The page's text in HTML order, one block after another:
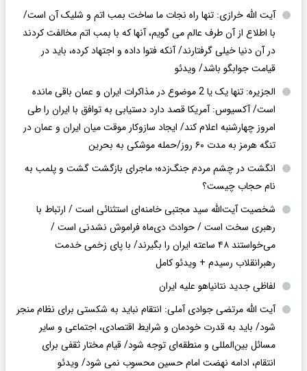
آیت الله خرازی: تنها راه نجات ما ساخت بمب اتم و شلیک آن است/
با اطلاع از آن طرف عالم می گویم، آنها که با بمب اتم مخالفت کردند
در آن دنیا خیلی گرفتارند/ آنکه فتوا داده و اجتهاد کرده، باید در
قیامت جوابگو باشد/ ویدئو
الجزیره: تنها یک یا 2 موضوع در مذاکرات ایران و عمان باقی مانده
است/ آکسیوس: آمریکا قصد دارد دستیابی به توافق با ایران را طی
امروز چهارشنبه اعلام کند/ ایجاد سازوکار موقت میان ایران و عمان در
تنگه هرمز به مدت ۶۰ روز/حمله موشکی به بحرین
انگشت در چشم مردم جنگ‌زده؛ ماجرای بازگشت گشت و پلمب به
نام حجاب چیست؟
شخصیت آیت‌الله سید مجتبی خامنه‌ای استثنائی است / ارتباط با
رهبری سخت است / حوادث دی‌ماه فراموش نشدنی است /
می‌خواستند ۴۸ ساعته ایران را بگیرند/ با پای زخمی خدمت
رهبرانقلاب رسیدم + ویدئو کامل
لفاظی جدید نتانیاهو علیه ایران
آیت الله مرتضی جوادی آملی: انتقام نباید به شکستی برای نظام منجر
شود/ باید به قدرت خودمان و شرایط اقتصادی، اجتماعی و سایر
مسائل بین‌المللی و منطقه‌ای توجه شود/ قیام مختار ثقفی برای
انتقام، ادامه نهضت امام حسین محسوب نمی شود/ ویدئو